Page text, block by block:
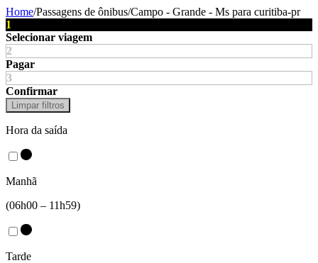
Home/Passagens de ônibus/Campo - Grande - Ms para curitiba-pr
1
Selecionar viagem
2
Pagar
3
Confirmar
Limpar filtros
Hora da saída
Manhã
(06h00 – 11h59)
Tarde